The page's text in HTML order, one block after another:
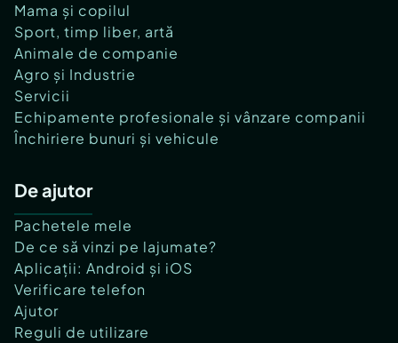
Mama și copilul
Sport, timp liber, artă
Animale de companie
Agro și Industrie
Servicii
Echipamente profesionale și vânzare companii
Închiriere bunuri și vehicule
De ajutor
Pachetele mele
De ce să vinzi pe lajumate?
Aplicații: Android și iOS
Verificare telefon
Ajutor
Reguli de utilizare